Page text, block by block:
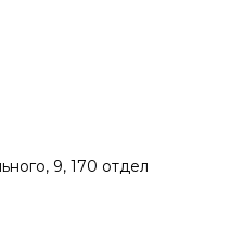
9, 170 отдел